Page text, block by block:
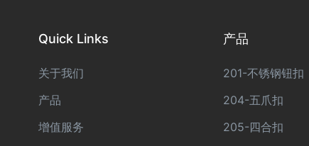
Quick Links
关于我们
产品
增值服务
产品
201-不锈钢钮扣
204-五爪扣
205-四合扣